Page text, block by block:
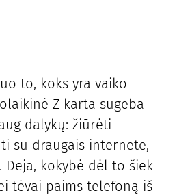
to, koks yra vaiko
Z karta sugeba
dalykų: žiūrėti
su draugais internete,
kokybė dėl to šiek
tėvai paims telefoną iš